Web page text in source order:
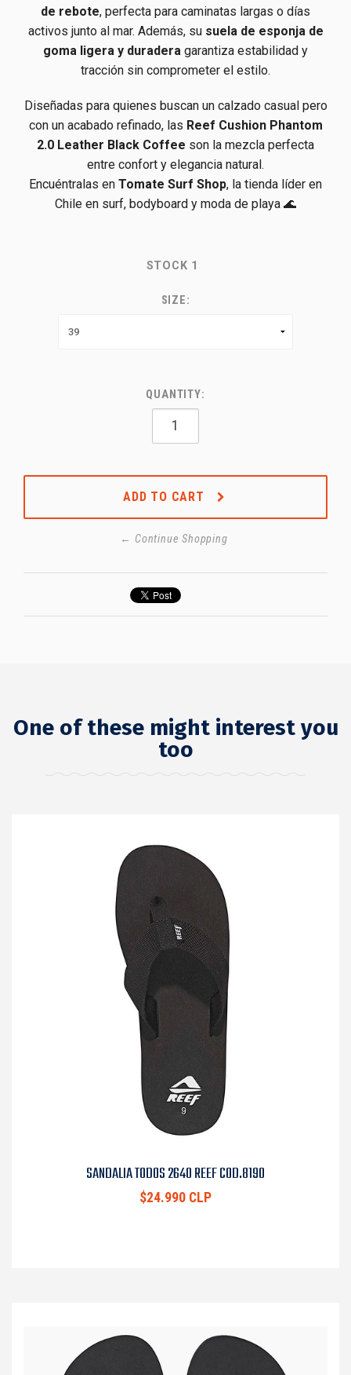
de rebote, perfecta para caminatas largas o días
activos junto al mar. Además, su suela de esponja de
goma ligera y duradera garantiza estabilidad y
tracción sin comprometer el estilo.
Diseñadas para quienes buscan un calzado casual pero
con un acabado refinado, las Reef Cushion Phantom
2.0 Leather Black Coffee son la mezcla perfecta
entre confort y elegancia natural.
Encuéntralas en Tomate Surf Shop, la tienda líder en
Chile en surf, bodyboard y moda de playa 🌊
STOCK 1
SIZE:
QUANTITY:
ADD TO CART
← Continue Shopping
One of these might interest you
too
SANDALIA TODOS 2640 REEF COD.8190
$24.990 CLP